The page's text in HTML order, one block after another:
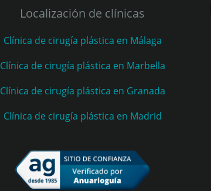
Localización de clínicas
Clínica de cirugía plástica en Málaga
Clínica de cirugía plástica en Marbella
Clínica de cirugía plástica en Granada
Clínica de cirugía plástica en Madrid